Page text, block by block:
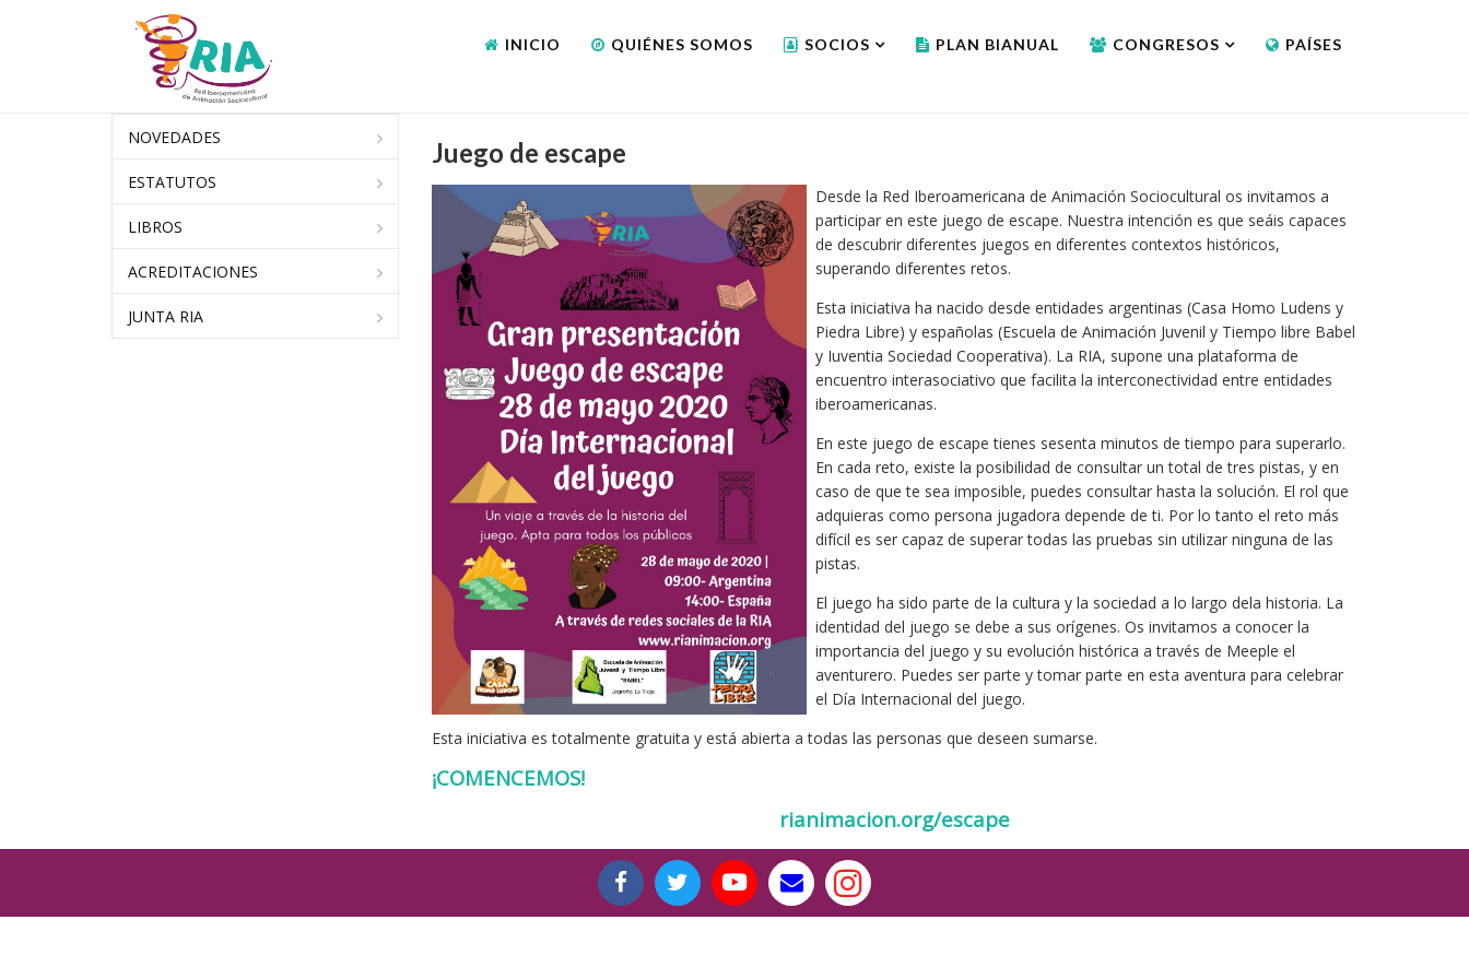
INICIO QUIÉNES SOMOS SOCIOS PLAN BIANUAL CONGRESOS PAÍSES
NOVEDADES
ESTATUTOS
LIBROS
ACREDITACIONES
JUNTA RIA
Juego de escape
Desde la Red Iberoamericana de Animación Sociocultural os invitamos a
participar en este juego de escape. Nuestra intención es que seáis capaces
de descubrir diferentes juegos en diferentes contextos históricos,
superando diferentes retos.
Esta iniciativa ha nacido desde entidades argentinas (Casa Homo Ludens y
Piedra Libre) y españolas (Escuela de Animación Juvenil y Tiempo libre Babel
y Iuventia Sociedad Cooperativa). La RIA, supone una plataforma de
encuentro interasociativo que facilita la interconectividad entre entidades
iberoamericanas.
En este juego de escape tienes sesenta minutos de tiempo para superarlo.
En cada reto, existe la posibilidad de consultar un total de tres pistas, y en
caso de que te sea imposible, puedes consultar hasta la solución. El rol que
adquieras como persona jugadora depende de ti. Por lo tanto el reto más
difícil es ser capaz de superar todas las pruebas sin utilizar ninguna de las
pistas.
El juego ha sido parte de la cultura y la sociedad a lo largo dela historia. La
identidad del juego se debe a sus orígenes. Os invitamos a conocer la
importancia del juego y su evolución histórica a través de Meeple el
aventurero. Puedes ser parte y tomar parte en esta aventura para celebrar
el Día Internacional del juego.
Esta iniciativa es totalmente gratuita y está abierta a todas las personas que deseen sumarse.
¡COMENCEMOS!
rianimacion.org/escape